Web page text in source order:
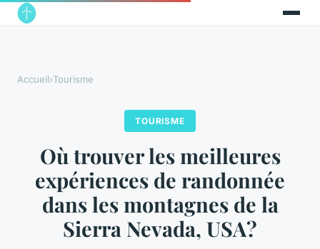
Accueil›Tourisme
TOURISME
Où trouver les meilleures
expériences de randonnée
dans les montagnes de la
Sierra Nevada, USA?